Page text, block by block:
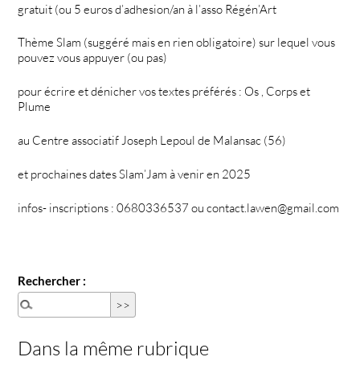
gratuit (ou 5 euros d’adhesion/an à l’asso Régén’Art
Thème Slam (suggéré mais en rien obligatoire) sur lequel vous
pouvez vous appuyer (ou pas)
pour écrire et dénicher vos textes préférés : Os , Corps et
Plume
au Centre associatif Joseph Lepoul de Malansac (56)
et prochaines dates Slam’Jam à venir en 2025
infos- inscriptions : 0680336537 ou contact.lawen@gmail.com
Rechercher :
Dans la même rubrique